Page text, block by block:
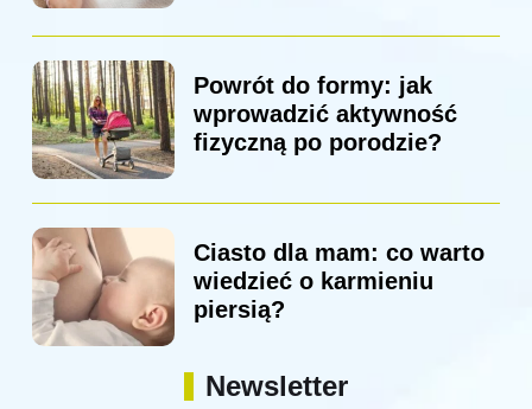
Powrót do formy: jak
wprowadzić aktywność
fizyczną po porodzie?
Ciasto dla mam: co warto
wiedzieć o karmieniu
piersią?
Newsletter